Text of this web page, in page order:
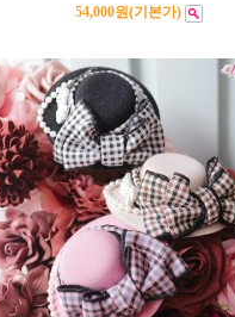
54,000원(기본가)